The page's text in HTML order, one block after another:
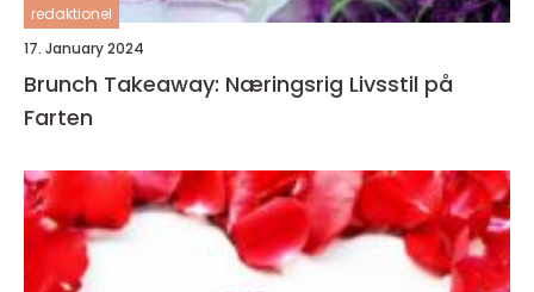
redaktionel
17. January 2024
Brunch Takeaway: Næringsrig Livsstil på
Farten